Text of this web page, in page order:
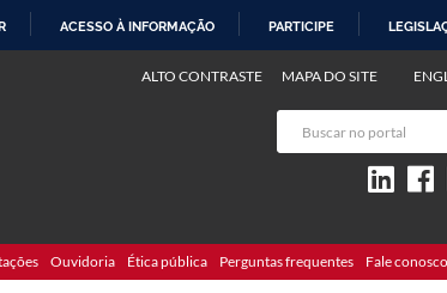
ACESSO À INFORMAÇÃO PARTICIPE
ALTO CONTRASTE MAPA DO SITE
Ouvidoria Ética pública Perguntas frequentes Fale conosco